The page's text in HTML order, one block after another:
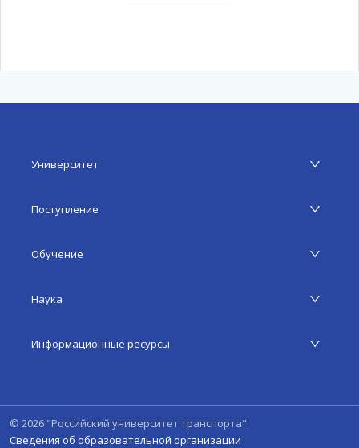
Университет
Поступление
Обучение
Наука
Информационные ресурсы
© 2026 "Российский университет транспорта".
Сведения об образовательной организации